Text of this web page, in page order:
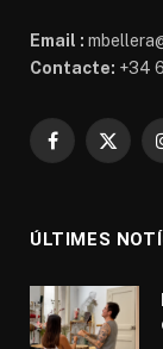
Email :
Contacte: +34
Facebook
X
ÚLTIMES